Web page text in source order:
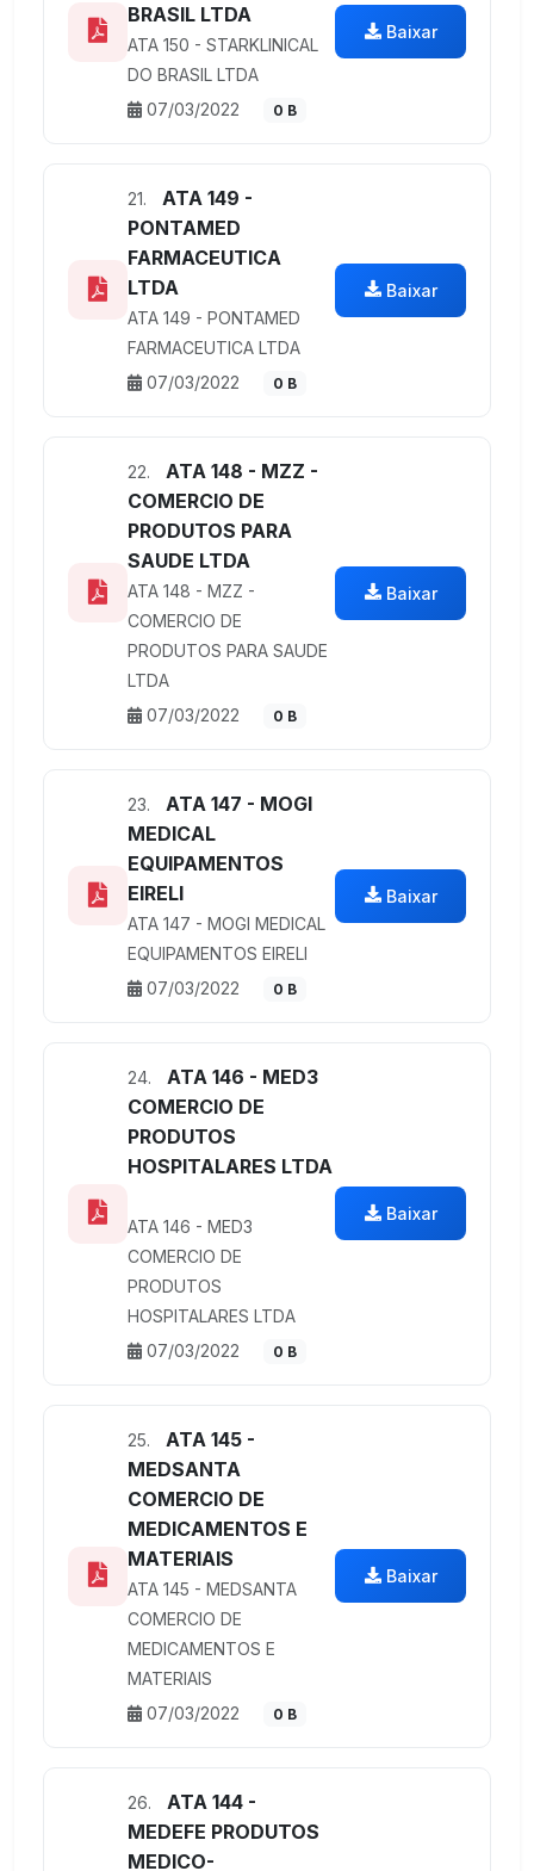
BRASIL LTDA
ATA 150 - STARKLINICAL
DO BRASIL LTDA
07/03/2022
0 B
Baixar
21.
ATA 149 -
PONTAMED
FARMACEUTICA
LTDA
ATA 149 - PONTAMED
FARMACEUTICA LTDA
07/03/2022
0 B
Baixar
22.
ATA 148 - MZZ -
COMERCIO DE
PRODUTOS PARA
SAUDE LTDA
ATA 148 - MZZ -
COMERCIO DE
PRODUTOS PARA SAUDE
LTDA
07/03/2022
0 B
Baixar
23.
ATA 147 - MOGI
MEDICAL
EQUIPAMENTOS
EIRELI
ATA 147 - MOGI MEDICAL
EQUIPAMENTOS EIRELI
07/03/2022
0 B
Baixar
24.
ATA 146 - MED3
COMERCIO DE
PRODUTOS
HOSPITALARES LTDA
ATA 146 - MED3
COMERCIO DE
PRODUTOS
HOSPITALARES LTDA
07/03/2022
0 B
Baixar
25.
ATA 145 -
MEDSANTA
COMERCIO DE
MEDICAMENTOS E
MATERIAIS
ATA 145 - MEDSANTA
COMERCIO DE
MEDICAMENTOS E
MATERIAIS
07/03/2022
0 B
Baixar
26.
ATA 144 -
MEDEFE PRODUTOS
MEDICO-